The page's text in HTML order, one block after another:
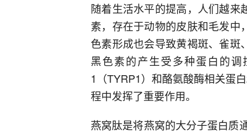
随着生活水平的提高，人们越来
素，存在于动物的皮肤和毛发中
色素形成也会导致黄褐斑、雀斑
黑色素的产生受多种蛋白的
1（TYRP1）和酪氨酸酶相关蛋
程中发挥了重要作用。
燕窝肽是将燕窝的大分子蛋白质